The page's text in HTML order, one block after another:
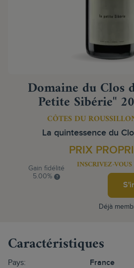
Domaine du Clos
Petite Sibérie"
CÔTES DU
La quintessence du
PRIX
Gain fidélité
5.00%
INSCRIVEZ-
Déjà
Caractéristiques
Pays: France